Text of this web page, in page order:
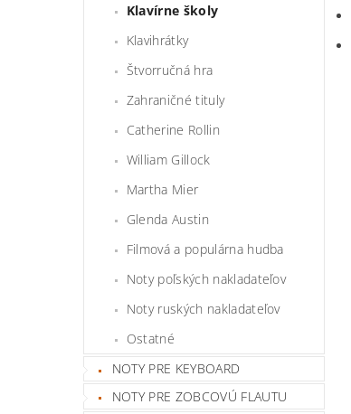
Klavírne školy
Klavihrátky
Štvorručná hra
Zahraničné tituly
Catherine Rollin
William Gillock
Martha Mier
Glenda Austin
Filmová a populárna hudba
Noty poľských nakladateľov
Noty ruských nakladateľov
Ostatné
NOTY PRE KEYBOARD
NOTY PRE ZOBCOVÚ FLAUTU